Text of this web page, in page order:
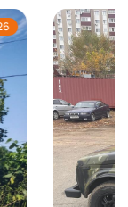
11.05.2026